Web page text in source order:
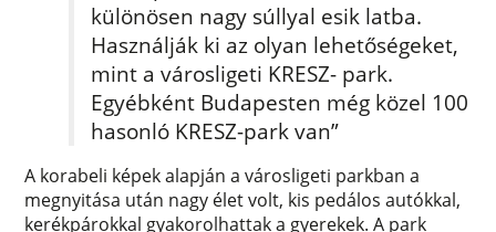
különösen nagy súllyal esik latba.
Használják ki az olyan lehetőségeket,
mint a városligeti KRESZ- park.
Egyébként Budapesten még közel 100
hasonló KRESZ-park van”
A korabeli képek alapján a városligeti parkban a
megnyitása után nagy élet volt, kis pedálos autókkal,
kerékpárokkal gyakorolhattak a gyerekek. A park